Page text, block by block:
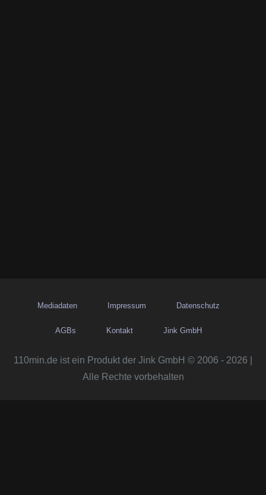
Mediadaten Impressum Datenschutz
AGBs Kontakt Jink GmbH
110min.de ist ein Produkt der Jink GmbH © 2006 - 2026 |
Alle Rechte vorbehalten